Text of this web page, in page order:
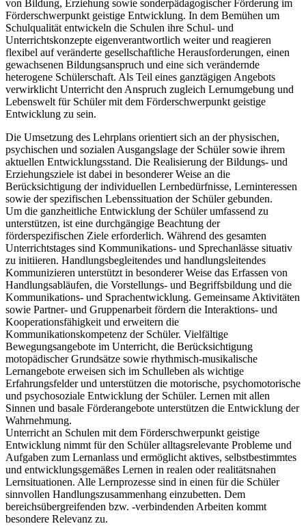
von Bildung, Erziehung sowie sonderpädagogischer Förderung im
Förderschwerpunkt geistige Entwicklung. In dem Bemühen um
Schulqualität entwickeln die Schulen ihre Schul- und
Unterrichtskonzepte eigenverantwortlich weiter und reagieren
flexibel auf veränderte gesellschaftliche Herausforderungen, einen
gewachsenen Bildungsanspruch und eine sich verändernde
heterogene Schülerschaft. Als Teil eines ganztägigen Angebots
verwirklicht Unterricht den Anspruch zugleich Lernumgebung und
Lebenswelt für Schüler mit dem Förderschwerpunkt geistige
Entwicklung zu sein.
Die Umsetzung des Lehrplans orientiert sich an der physischen,
psychischen und sozialen Ausgangslage der Schüler sowie ihrem
aktuellen Entwicklungsstand. Die Realisierung der Bildungs- und
Erziehungsziele ist dabei in besonderer Weise an die
Berücksichtigung der individuellen Lernbedürfnisse, Lerninteressen
sowie der spezifischen Lebenssituation der Schüler gebunden.
Um die ganzheitliche Entwicklung der Schüler umfassend zu
unterstützen, ist eine durchgängige Beachtung der
förderspezifischen Ziele erforderlich. Während des gesamten
Unterrichtstages sind Kommunikations- und Sprechanlässe situativ
zu initiieren. Handlungsbegleitendes und handlungsleitendes
Kommunizieren unterstützt in besonderer Weise das Erfassen von
Handlungsabläufen, die Vorstellungs- und Begriffsbildung und die
Kommunikations- und Sprachentwicklung. Gemeinsame Aktivitäten
sowie Partner- und Gruppenarbeit fördern die Interaktions- und
Kooperationsfähigkeit und erweitern die
Kommunikationskompetenz der Schüler. Vielfältige
Bewegungsangebote im Unterricht, die Berücksichtigung
motopädischer Grundsätze sowie rhythmisch-musikalische
Lernangebote erweisen sich im Schulleben als wichtige
Erfahrungsfelder und unterstützen die motorische, psychomotorische
und psychosoziale Entwicklung der Schüler. Lernen mit allen
Sinnen und basale Förderangebote unterstützen die Entwicklung der
Wahrnehmung.
Unterricht an Schulen mit dem Förderschwerpunkt geistige
Entwicklung nimmt für den Schüler alltagsrelevante Probleme und
Aufgaben zum Lernanlass und ermöglicht aktives, selbstbestimmtes
und entwicklungsgemäßes Lernen in realen oder realitätsnahen
Lernsituationen. Alle Lernprozesse sind in einen für die Schüler
sinnvollen Handlungszusammenhang einzubetten. Dem
bereichsübergreifenden bzw. -verbindenden Arbeiten kommt
besondere Relevanz zu.